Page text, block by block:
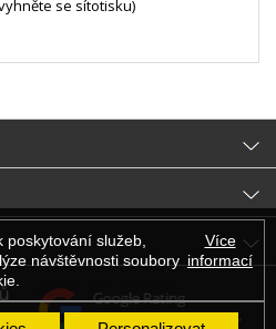
služeb,
návštěvnosti soubory
Více
informací
se sítotisku)